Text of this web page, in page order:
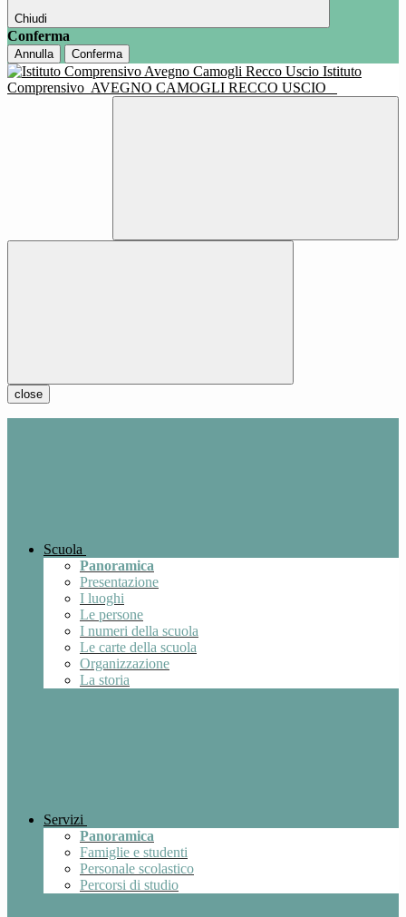
Chiudi
Conferma
Annulla Conferma
Istituto
Comprensivo AVEGNO CAMOGLI RECCO USCIO
close
Scuola
Panoramica
Presentazione
I luoghi
Le persone
I numeri della scuola
Le carte della scuola
Organizzazione
La storia
Servizi
Panoramica
Famiglie e studenti
Personale scolastico
Percorsi di studio